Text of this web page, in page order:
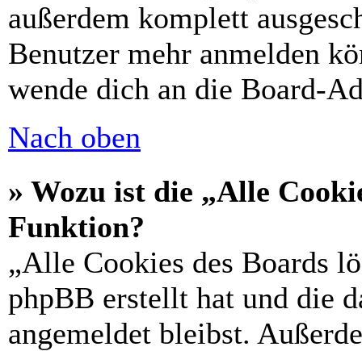
außerdem komplett
Benutzer mehr anmelden
wende dich an die Board-
Nach oben
» Wozu ist die „Alle
Funktion?
„Alle Cookies des Boards
phpBB erstellt hat und die
angemeldet bleibst.